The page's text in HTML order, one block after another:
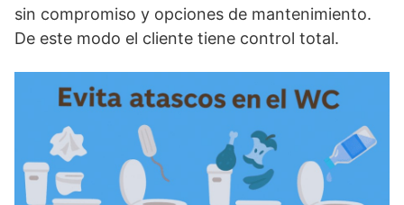
sin compromiso y opciones de mantenimiento.
De este modo el cliente tiene control total.